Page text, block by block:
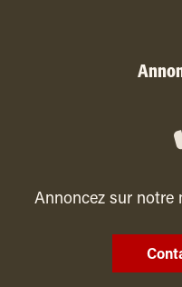
Annoncez sur notre